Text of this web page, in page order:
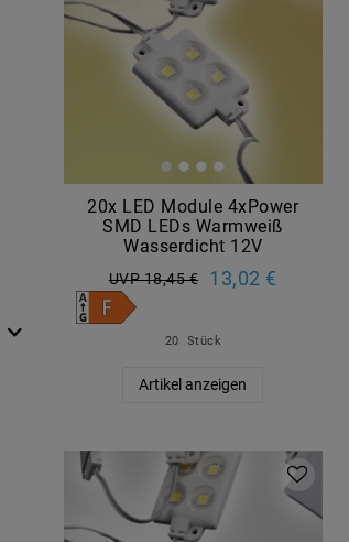
20x LED Module 4xPower
SMD LEDs Warmweiß
Wasserdicht 12V
UVP 18,45 € 13,02 €
20 Stück
Artikel anzeigen